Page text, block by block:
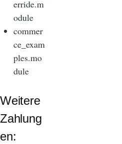
erride.m
odule
commer
ce_exam
ples.mo
dule
Weitere
Zahlung
en: